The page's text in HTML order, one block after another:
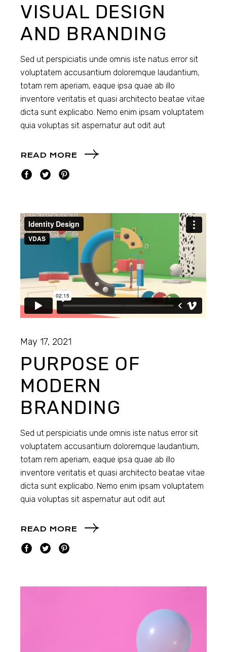
VISUAL DESIGN
AND BRANDING
Sed ut perspiciatis unde omnis iste natus error sit
voluptatem accusantium doloremque laudantium,
totam rem aperiam, eaque ipsa quae ab illo
inventore veritatis et quasi architecto beatae vitae
dicta sunt explicabo. Nemo enim ipsam voluptatem
quia voluptas sit aspernatur aut odit aut
READ MORE
May 17, 2021
PURPOSE OF
MODERN
BRANDING
Sed ut perspiciatis unde omnis iste natus error sit
voluptatem accusantium doloremque laudantium,
totam rem aperiam, eaque ipsa quae ab illo
inventore veritatis et quasi architecto beatae vitae
dicta sunt explicabo. Nemo enim ipsam voluptatem
quia voluptas sit aspernatur aut odit aut
READ MORE